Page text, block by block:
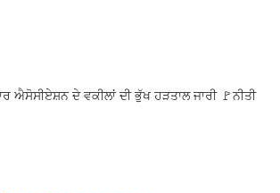
ਐਸੋਸੀਏਸ਼ਨ ਦੇ ਵਕੀਲਾਂ ਦੀ ਭੁੱਖ ਹੜਤਾਲ ਜਾਰੀ 🚩ਨੀਤੀ